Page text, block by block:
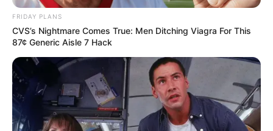
Foto: Kora27 -CC BY-SA
FRIDAY PLANS
CVS’s Nightmare Comes True: Men Ditching Viagra For This
87¢ Generic Aisle 7 Hack